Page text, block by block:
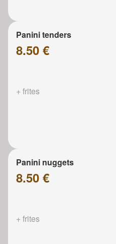
Panini tenders
8.50 €
+ frites
Panini nuggets
8.50 €
+ frites